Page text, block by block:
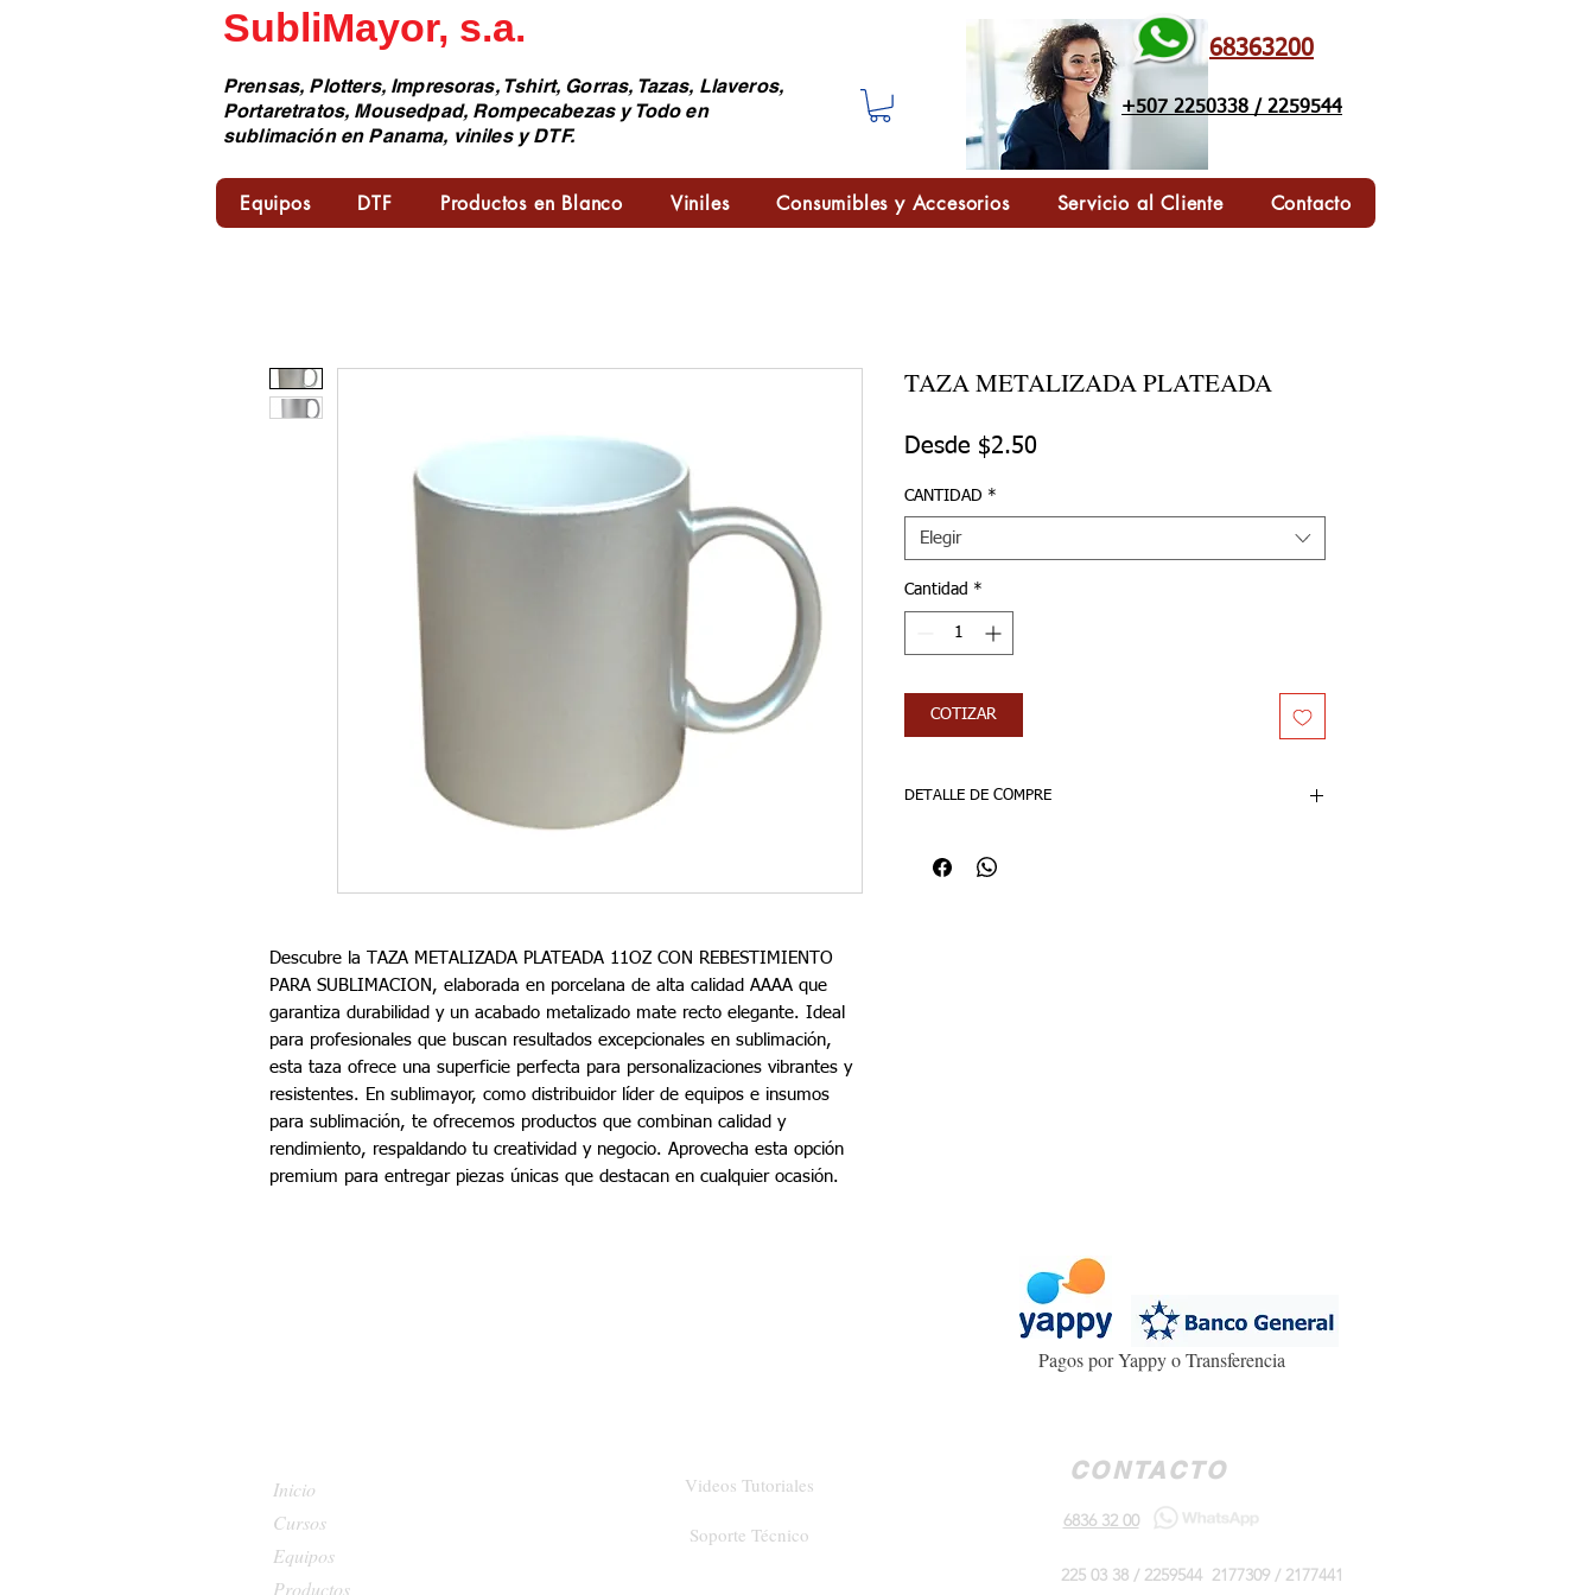
SubliMayor, s.a.
Prensas, Plotters, Impresoras, Tshirt, Gorras, Tazas, Llaveros,
Portaretratos, Mousedpad, Rompecabezas y Todo en
sublimación en Panama, viniles y DTF.
68363200
+507 2250338 / 2259544
Equipos DTF Productos en Blanco Viniles Consumibles y Accesorios Servicio al Cliente Contacto
Descubre la TAZA METALIZADA PLATEADA 11OZ CON REBESTIMIENTO
PARA SUBLIMACION, elaborada en porcelana de alta calidad AAAA que
garantiza durabilidad y un acabado metalizado mate recto elegante. Ideal
para profesionales que buscan resultados excepcionales en sublimación,
esta taza ofrece una superficie perfecta para personalizaciones vibrantes y
resistentes. En sublimayor, como distribuidor líder de equipos e insumos
para sublimación, te ofrecemos productos que combinan calidad y
rendimiento, respaldando tu creatividad y negocio. Aprovecha esta opción
premium para entregar piezas únicas que destacan en cualquier ocasión.
TAZA METALIZADA PLATEADA
Desde $2.50Precio de oferta
CANTIDAD *
Elegir
Cantidad *
COTIZAR
DETALLE DE COMPRE
VENTA POR DOCENA
Pagos por Yappy o Transferencia
Inicio
Cursos
Equipos
Productos
Soporte Técnico
Videos Tutoriales CONTACTO
6836 32 00
225 03 38 / 2259544 2177309 / 2177441